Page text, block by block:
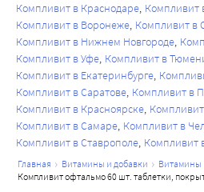
оксидативного стресса.
Рутозид (рутин) - регулярное
к которым относится рутин,
снижению риска развития
заболеваний. Высокая
обусловлена наличием
Селен - обеспечивает
клеточных мембран. В
оказывает комплексное
имеет важное значение для
Компливит в Краснодаре Компливит
Компливит в Воронеже Компливит в
Компливит в Нижнем Новгороде
Компливит в Уфе Компливит в
Компливит в Екатеринбурге
Компливит в Саратове Компливит в
Компливит в Красноярске
Компливит в Самаре Компливит в
Компливит в Ставрополе Компливит
главная витамины и добавки витамины
компливит офтальмо 60 шт. таблетки, покрытые